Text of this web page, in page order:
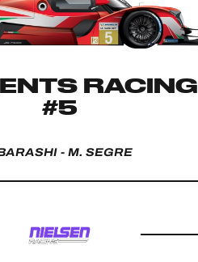
RACING
#5
- M. SEGRE